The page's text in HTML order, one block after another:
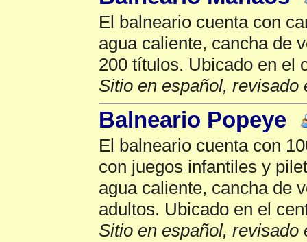
El balneario cuenta con
agua caliente, cancha de
200 títulos. Ubicado en el
Sitio en español, revisado
Balneario Popeye
El balneario cuenta con
con juegos infantiles y
agua caliente, cancha de
adultos. Ubicado en el
Sitio en español, revisado